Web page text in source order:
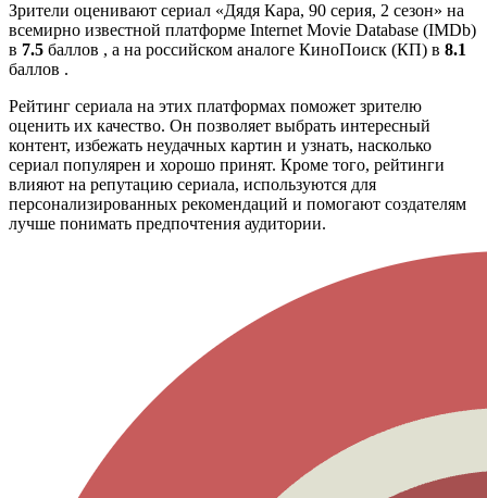
Зрители оценивают сериал «Дядя Кара, 90 серия, 2 сезон» на
всемирно известной платформе Internet Movie Database (IMDb)
в 7.5 баллов , а на российском аналоге КиноПоиск (КП) в 8.1
баллов .
Рейтинг сериала на этих платформах поможет зрителю
оценить их качество. Он позволяет выбрать интересный
контент, избежать неудачных картин и узнать, насколько
сериал популярен и хорошо принят. Кроме того, рейтинги
влияют на репутацию сериала, используются для
персонализированных рекомендаций и помогают создателям
лучше понимать предпочтения аудитории.